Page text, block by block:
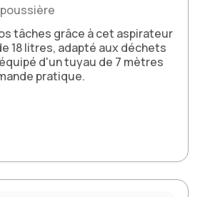
tâches grâce à cet aspirateur
18 litres, adapté aux déchets
d'un tuyau de 7 mètres
pratique.